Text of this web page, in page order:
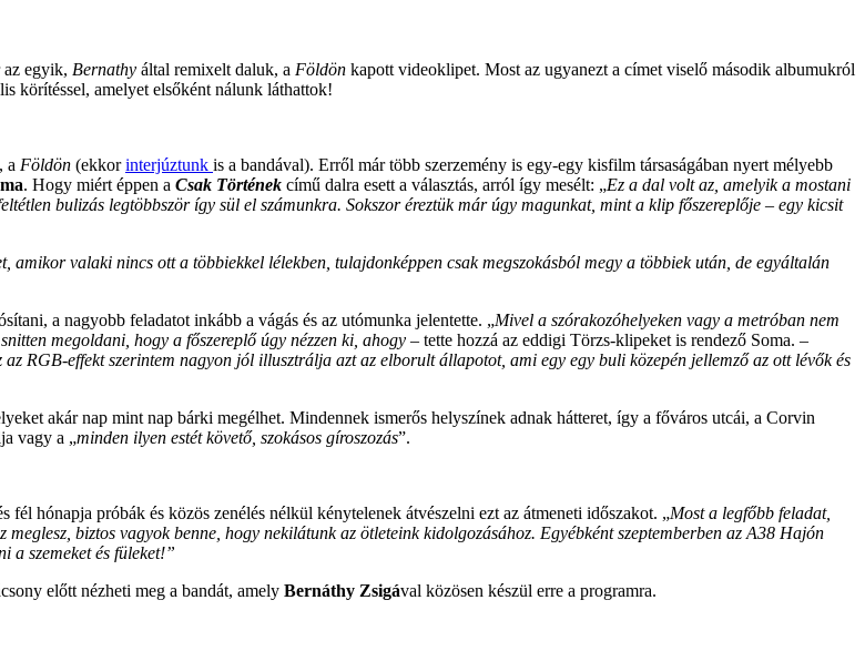
egyik, Bernathy által remixelt daluk, a Földön kapott videoklipet. Most az ugyanezt a címet viselő második albumukról
körítéssel, amelyet elsőként nálunk láthattok!
a Földön (ekkorinterjúztunk is a bandával). Erről már több szerzemény is egy-egy kisfilm társaságában nyert mélyebb
. Hogy miért éppen a Csak Történek című dalra esett a választás, arról így mesélt: „Ez a dal volt az, amelyik a mostani
bulizás legtöbbször így sül el számunkra. Sokszor éreztük már úgy magunkat, mint a klip főszereplője – egy kicsit
valaki nincs ott a többiekkel lélekben, tulajdonképpen csak megszokásból megy a többiek után, de egyáltalán
a nagyobb feladatot inkább a vágás és az utómunka jelentette. „Mivel a szórakozóhelyeken vagy a metróban nem
megoldani, hogy a főszereplő úgy nézzen ki, ahogy – tette hozzá az eddigi Törzs-klipeket is rendező Soma. –
RGB-effekt szerintem nagyon jól illusztrálja azt az elborult állapotot, ami egy egy buli közepén jellemző az ott lévők és
akár nap mint nap bárki megélhet. Mindennek ismerős helyszínek adnak hátteret, így a főváros utcái, a Corvin
vagy a „minden ilyen estét követő, szokásos gíroszozás”.
fél hónapja próbák és közös zenélés nélkül kénytelenek átvészelni ezt az átmeneti időszakot. „Most a legfőbb feladat,
biztos vagyok benne, hogy nekilátunk az ötleteink kidolgozásához. Egyébként szeptemberben az A38 Hajón
a szemeket és füleket!”
előtt nézheti meg a bandát, amely Bernáthy Zsigával közösen készül erre a programra.